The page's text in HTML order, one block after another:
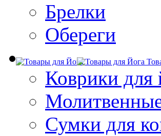
Брелки
Обереги
Коврики для
Сумки для